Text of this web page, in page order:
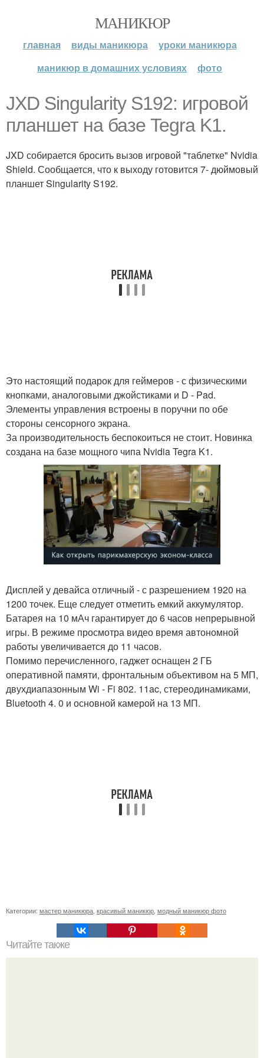
МАНИКЮР
главная виды маникюра
уроки маникюра
маникюр в домашних условиях
фото
JXD Singularity S192: игровой
планшет на базе Tegra K1.
JXD собирается бросить вызов игровой "таблетке" Nvidia
Shield. Сообщается, что к выходу готовится 7- дюймовый
планшет Singularity S192.
Это настоящий подарок для геймеров - с физическими
кнопками, аналоговыми джойстиками и D - Pad.
Элементы управления встроены в поручни по обе
стороны сенсорного экрана.
За производительность беспокоиться не стоит. Новинка
создана на базе мощного чипа Nvidia Tegra K1.
Дисплей у девайса отличный - с разрешением 1920 на
1200 точек. Еще следует отметить емкий аккумулятор.
Батарея на 10 мАч гарантирует до 6 часов непрерывной
игры. В режиме просмотра видео время автономной
работы увеличивается до 11 часов.
Помимо перечисленного, гаджет оснащен 2 ГБ
оперативной памяти, фронтальным объективом на 5 МП,
двухдиапазонным Wi - Fi 802. 11ac, стереодинамиками,
Bluetooth 4. 0 и основной камерой на 13 МП.
Категории: мастер маникюра красивый маникюр модный маникюр фото
Читайте также